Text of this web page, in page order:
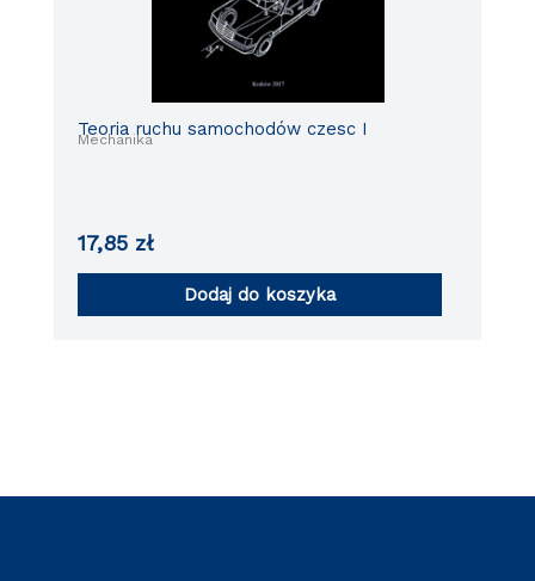
Mechanika
Teoria ruchu samochodów czesc I
17,85 zł
Dodaj do koszyka